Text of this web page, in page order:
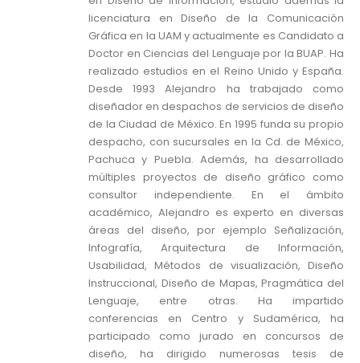
licenciatura en Diseño de la Comunicación
Gráfica en la UAM y actualmente es Candidato a
Doctor en Ciencias del Lenguaje por la BUAP. Ha
realizado estudios en el Reino Unido y España.
Desde 1993 Alejandro ha trabajado como
diseñador en despachos de servicios de diseño
de la Ciudad de México. En 1995 funda su propio
despacho, con sucursales en la Cd. de México,
Pachuca y Puebla. Además, ha desarrollado
múltiples proyectos de diseño gráfico como
consultor independiente. En el ámbito
académico, Alejandro es experto en diversas
áreas del diseño, por ejemplo Señalización,
Infografía, Arquitectura de Información,
Usabilidad, Métodos de visualización, Diseño
Instruccional, Diseño de Mapas, Pragmática del
Lenguaje, entre otras. Ha impartido
conferencias en Centro y Sudamérica, ha
participado como jurado en concursos de
diseño, ha dirigido numerosas tesis de